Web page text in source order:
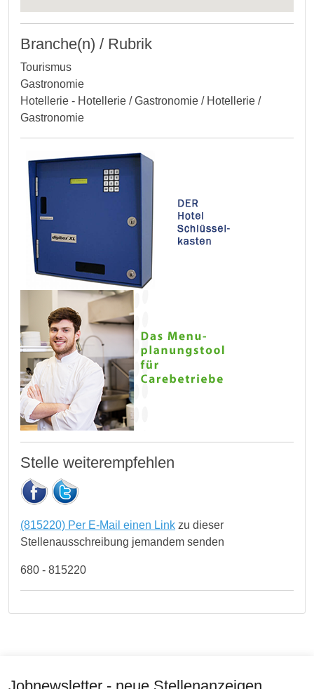
Branche(n) / Rubrik
Tourismus
Gastronomie
Hotellerie - Hotellerie / Gastronomie / Hotellerie /
Gastronomie
Stelle weiterempfehlen
(815220) Per E-Mail einen Link zu dieser
Stellenausschreibung jemandem senden
680 - 815220